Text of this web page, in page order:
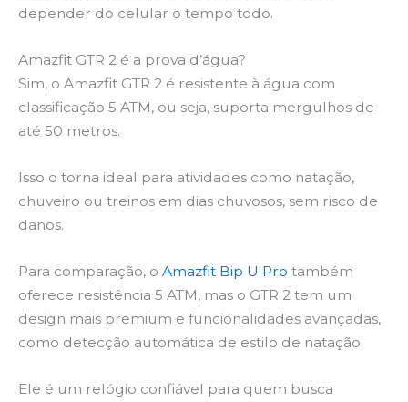
depender do celular o tempo todo.
Amazfit GTR 2 é a prova d’água?
Sim, o Amazfit GTR 2 é resistente à água com
classificação 5 ATM, ou seja, suporta mergulhos de
até 50 metros.
Isso o torna ideal para atividades como natação,
chuveiro ou treinos em dias chuvosos, sem risco de
danos.
Para comparação, o Amazfit Bip U Pro também
oferece resistência 5 ATM, mas o GTR 2 tem um
design mais premium e funcionalidades avançadas,
como detecção automática de estilo de natação.
Ele é um relógio confiável para quem busca